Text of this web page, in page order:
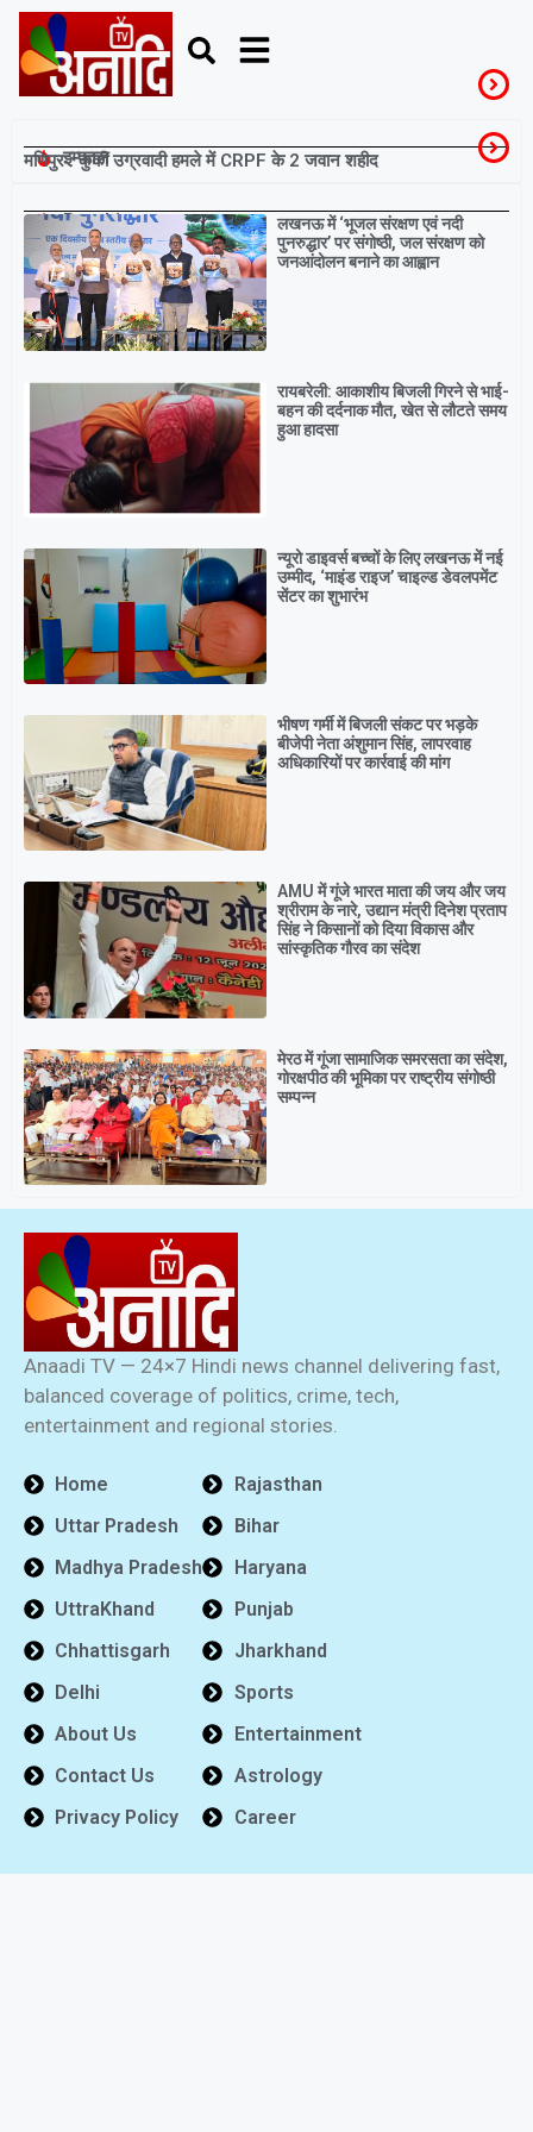
इम्फाल
मणिपुर : कुकी उग्रवादी हमले में CRPF के 2 जवान शहीद
Breaking
लखनऊ में ‘भूजल संरक्षण एवं नदी
पुनरुद्धार’ पर संगोष्ठी, जल संरक्षण को
जनआंदोलन बनाने का आह्वान
रायबरेली: आकाशीय बिजली गिरने से भाई-
बहन की दर्दनाक मौत, खेत से लौटते समय
हुआ हादसा
न्यूरो डाइवर्स बच्चों के लिए लखनऊ में नई
उम्मीद, ‘माइंड राइज’ चाइल्ड डेवलपमेंट
सेंटर का शुभारंभ
भीषण गर्मी में बिजली संकट पर भड़के
बीजेपी नेता अंशुमान सिंह, लापरवाह
अधिकारियों पर कार्रवाई की मांग
AMU में गूंजे भारत माता की जय और जय
श्रीराम के नारे, उद्यान मंत्री दिनेश प्रताप
सिंह ने किसानों को दिया विकास और
सांस्कृतिक गौरव का संदेश
मेरठ में गूंजा सामाजिक समरसता का संदेश,
गोरक्षपीठ की भूमिका पर राष्ट्रीय संगोष्ठी
सम्पन्न
Anaadi TV — 24×7 Hindi news channel delivering fast,
balanced coverage of politics, crime, tech,
entertainment and regional stories.
Home
Uttar Pradesh
Madhya Pradesh
UttraKhand
Chhattisgarh
Delhi
About Us
Contact Us
Privacy Policy
Rajasthan
Bihar
Haryana
Punjab
Jharkhand
Sports
Entertainment
Astrology
Career